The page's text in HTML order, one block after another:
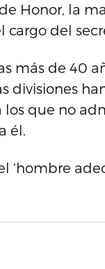
Honor, la
cargo del
más de 40
divisiones
que no
él.
‘hombre